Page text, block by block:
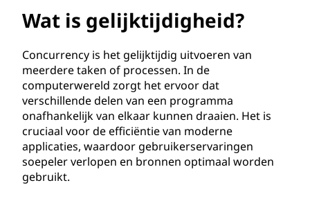
Wat is gelijktijdigheid?
Concurrency is het gelijktijdig uitvoeren van
meerdere taken of processen. In de
computerwereld zorgt het ervoor dat
verschillende delen van een programma
onafhankelijk van elkaar kunnen draaien. Het is
cruciaal voor de efficiëntie van moderne
applicaties, waardoor gebruikerservaringen
soepeler verlopen en bronnen optimaal worden
gebruikt.